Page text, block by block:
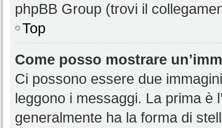
phpBB Group (trovi il
Top
Come posso mostrare
Ci possono essere due
leggono i messaggi. La prima è
generalmente ha la forma di